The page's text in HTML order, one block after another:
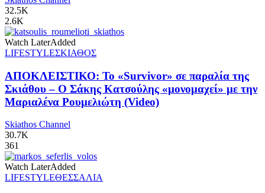
32.5K
2.6K
Watch LaterAdded
LIFESTYLEΣΚΙΑΘΟΣ
ΑΠΟΚΛΕΙΣΤΙΚΟ: Το «Survivor» σε παραλία της
Σκιάθου – Ο Σάκης Κατσούλης «μονομαχεί» με την
Μαριαλένα Ρουμελιώτη (Video)
Skiathos Channel
30.7K
361
Watch LaterAdded
LIFESTYLEΘΕΣΣΑΛΙΑ